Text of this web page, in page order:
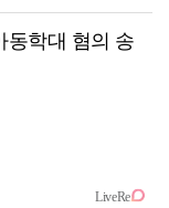
동학대 혐의 송